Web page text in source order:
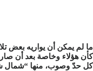
ما لم يمكن أن يواريه بعض
كأن هؤلاء وخاصة بعد أن
كل حدّ وصوب، منها “شمال